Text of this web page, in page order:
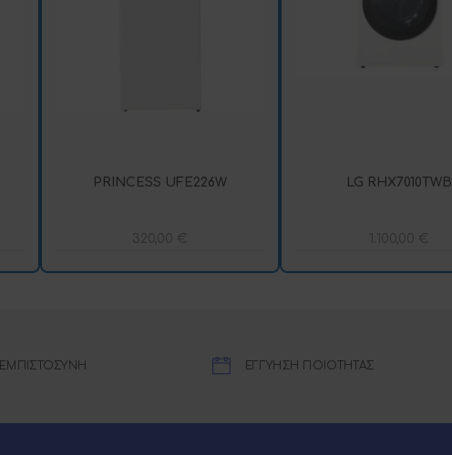
PRINCESS UFE226W
320,00 €
LG RHX7010TWB
1.100,00 €
ΕΜΠΙΣΤΟΣΥΝΗ ΕΓΓΥΗΣΗ ΠΟΙΟΤΗΤΑΣ